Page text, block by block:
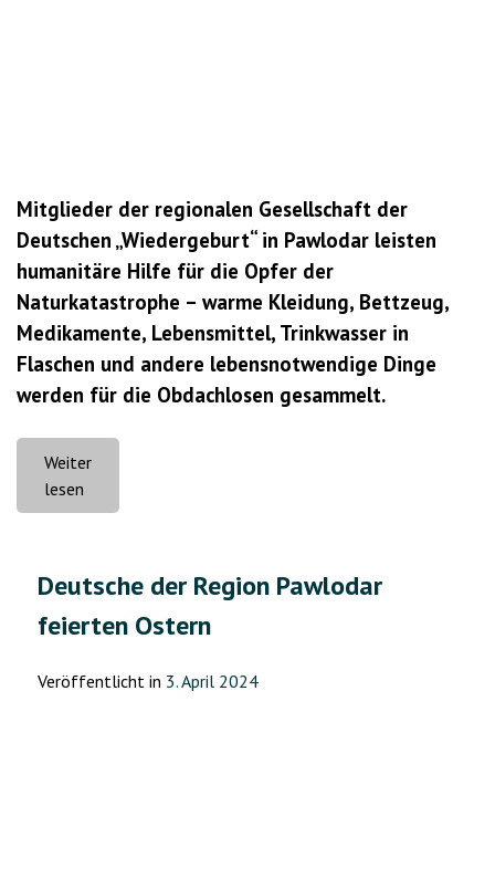
Mitglieder der regionalen Gesellschaft der
Deutschen „Wiedergeburt“ in Pawlodar leisten
humanitäre Hilfe für die Opfer der
Naturkatastrophe – warme Kleidung, Bettzeug,
Medikamente, Lebensmittel, Trinkwasser in
Flaschen und andere lebensnotwendige Dinge
werden für die Obdachlosen gesammelt.
Weiter
lesen
den
Herzens:
Die
aus
Deutsche der Region Pawlodar
feierten Ostern
Veröffentlicht in 3. April 2024